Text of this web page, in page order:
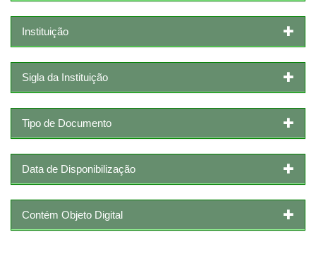
Instituição
Sigla da Instituição
Tipo de Documento
Data de Disponibilização
Contém Objeto Digital